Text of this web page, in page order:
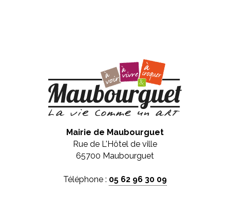
Mairie de Maubourguet
Rue de L'Hôtel de ville
65700 Maubourguet
Téléphone : 05 62 96 30 09